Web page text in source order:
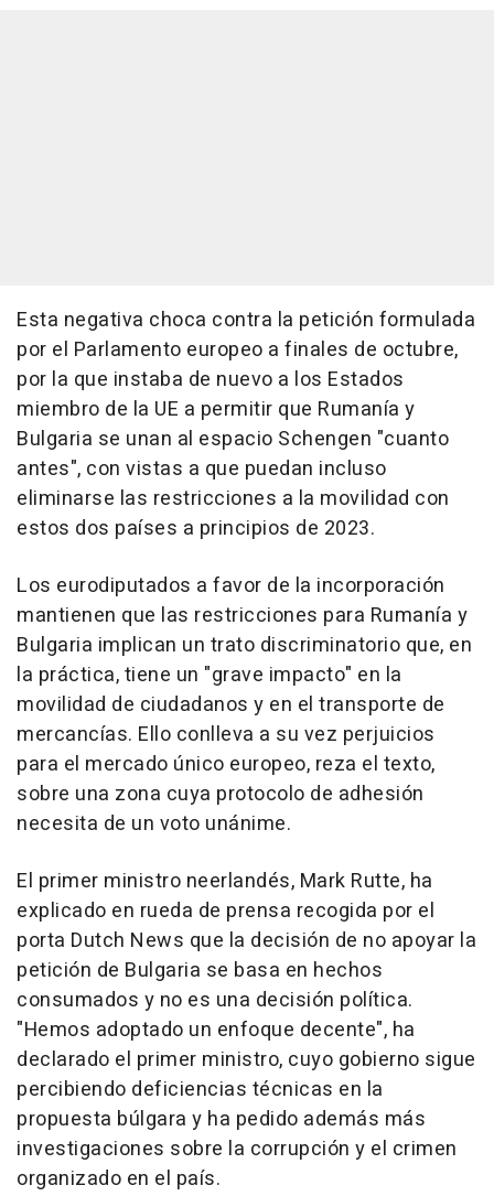
Esta negativa choca contra la petición formulada
por el Parlamento europeo a finales de octubre,
por la que instaba de nuevo a los Estados
miembro de la UE a permitir que Rumanía y
Bulgaria se unan al espacio Schengen "cuanto
antes", con vistas a que puedan incluso
eliminarse las restricciones a la movilidad con
estos dos países a principios de 2023.
Los eurodiputados a favor de la incorporación
mantienen que las restricciones para Rumanía y
Bulgaria implican un trato discriminatorio que, en
la práctica, tiene un "grave impacto" en la
movilidad de ciudadanos y en el transporte de
mercancías. Ello conlleva a su vez perjuicios
para el mercado único europeo, reza el texto,
sobre una zona cuya protocolo de adhesión
necesita de un voto unánime.
El primer ministro neerlandés, Mark Rutte, ha
explicado en rueda de prensa recogida por el
porta Dutch News que la decisión de no apoyar la
petición de Bulgaria se basa en hechos
consumados y no es una decisión política.
"Hemos adoptado un enfoque decente", ha
declarado el primer ministro, cuyo gobierno sigue
percibiendo deficiencias técnicas en la
propuesta búlgara y ha pedido además más
investigaciones sobre la corrupción y el crimen
organizado en el país.